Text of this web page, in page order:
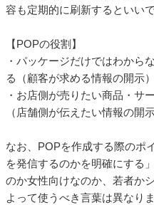
容も定期的に刷新するといいで
【POPの役割】
・パッケージだけではわから
る（顧客が求める情報の開示）
・お店側が売りたい商品・サ
（店舗側が伝えたい情報の開示
なお、POPを作成する際のポ
を発信するのかを明確にする
のか女性向けなのか、若者か
よって使うべき言葉は異なり